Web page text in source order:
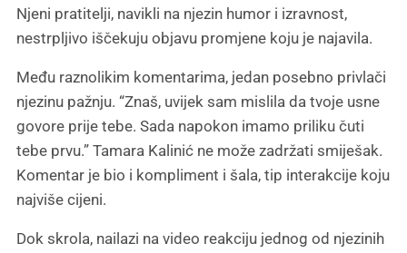
Njeni pratitelji, navikli na njezin humor i izravnost,
nestrpljivo iščekuju objavu promjene koju je najavila.
Među raznolikim komentarima, jedan posebno privlači
njezinu pažnju. “Znaš, uvijek sam mislila da tvoje usne
govore prije tebe. Sada napokon imamo priliku čuti
tebe prvu.” Tamara Kalinić ne može zadržati smiješak.
Komentar je bio i kompliment i šala, tip interakcije koju
najviše cijeni.
Dok skrola, nailazi na video reakciju jednog od njezinih